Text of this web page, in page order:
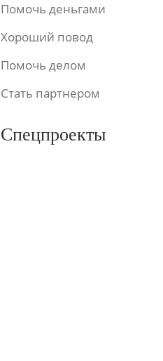
Помочь деньгами
Хороший повод
Помочь делом
Стать партнером
Спецпроекты